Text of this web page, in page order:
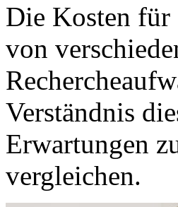
Die Kosten für
von
Verständnis
Erwartungen
vergleichen.